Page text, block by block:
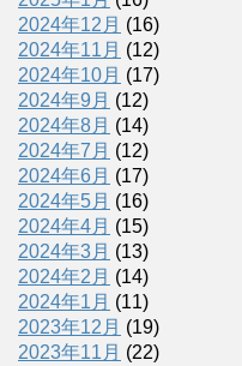
2024年12月 (16)
2024年11月 (12)
2024年10月 (17)
2024年9月 (12)
2024年8月 (14)
2024年7月 (12)
2024年6月 (17)
2024年5月 (16)
2024年4月 (15)
2024年3月 (13)
2024年2月 (14)
2024年1月 (11)
2023年12月 (19)
2023年11月 (22)